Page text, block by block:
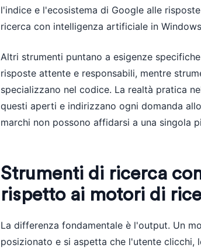
l'indice e l'ecosistema di Google alle
ricerca con intelligenza artificiale in
Altri strumenti puntano a esigenze
risposte attente e responsabili, mentre
specializzano nel codice. La realtà pratica
questi aperti e indirizzano ogni domanda
marchi non possono affidarsi a una singola
Strumenti di ricerca
rispetto ai motori di
La differenza fondamentale è l'output. Un
posizionato e si aspetta che l'utente clicchi,